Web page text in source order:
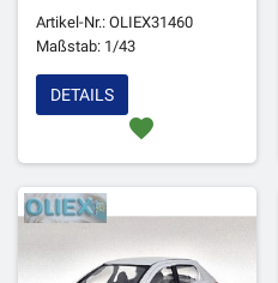
Artikel-Nr.: OLIEX31460
Maßstab: 1/43
favorite
DETAILS